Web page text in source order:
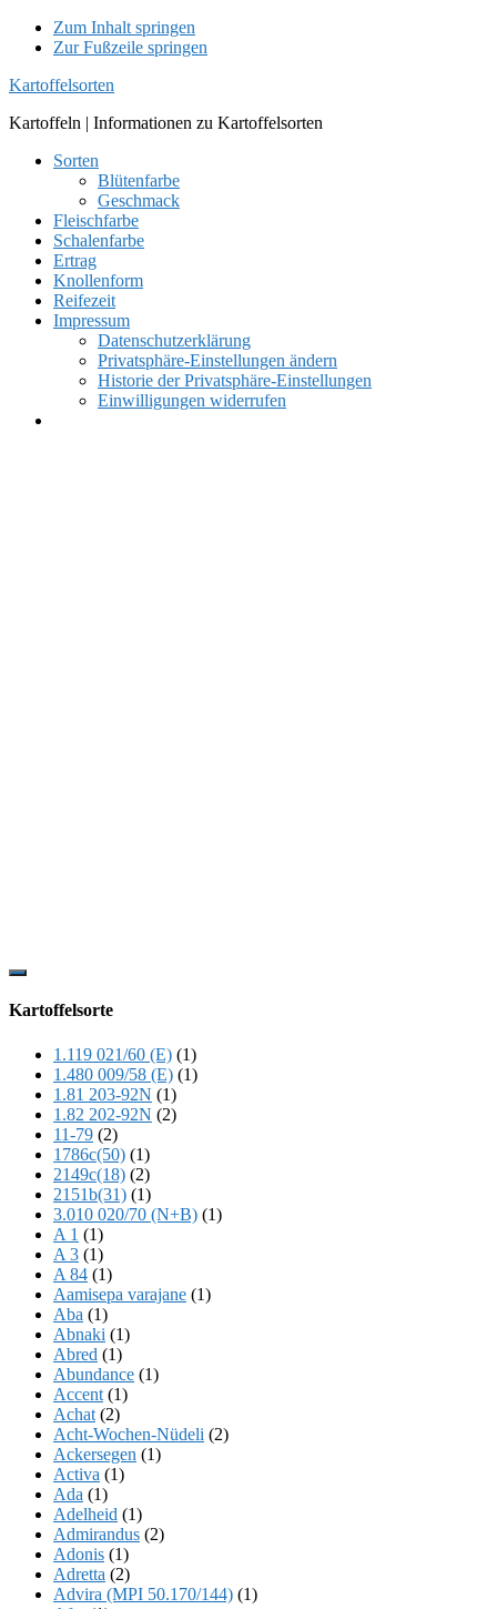
Zum Inhalt springen
Zur Fußzeile springen
Kartoffelsorten
Kartoffeln | Informationen zu Kartoffelsorten
Sorten
Blütenfarbe
Geschmack
Fleischfarbe
Schalenfarbe
Ertrag
Knollenform
Reifezeit
Impressum
Datenschutzerklärung
Privatsphäre-Einstellungen ändern
Historie der Privatsphäre-Einstellungen
Einwilligungen widerrufen
Show
Content
Kartoffelsorte
1.119 021/60 (E) (1)
1.480 009/58 (E) (1)
1.81 203-92N (1)
1.82 202-92N (2)
11-79 (2)
1786c(50) (1)
2149c(18) (2)
2151b(31) (1)
3.010 020/70 (N+B) (1)
A 1 (1)
A 3 (1)
A 84 (1)
Aamisepa varajane (1)
Aba (1)
Abnaki (1)
Abred (1)
Abundance (1)
Accent (1)
Achat (2)
Acht-Wochen-Nüdeli (2)
Ackersegen (1)
Activa (1)
Ada (1)
Adelheid (1)
Admirandus (2)
Adonis (1)
Adretta (2)
Advira (MPI 50.170/144) (1)